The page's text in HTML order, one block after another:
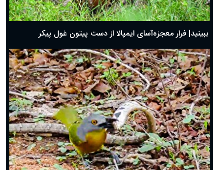
ببینید| فرار معجزه‌آسای ایمپالا از دست پیتون غول پیکر